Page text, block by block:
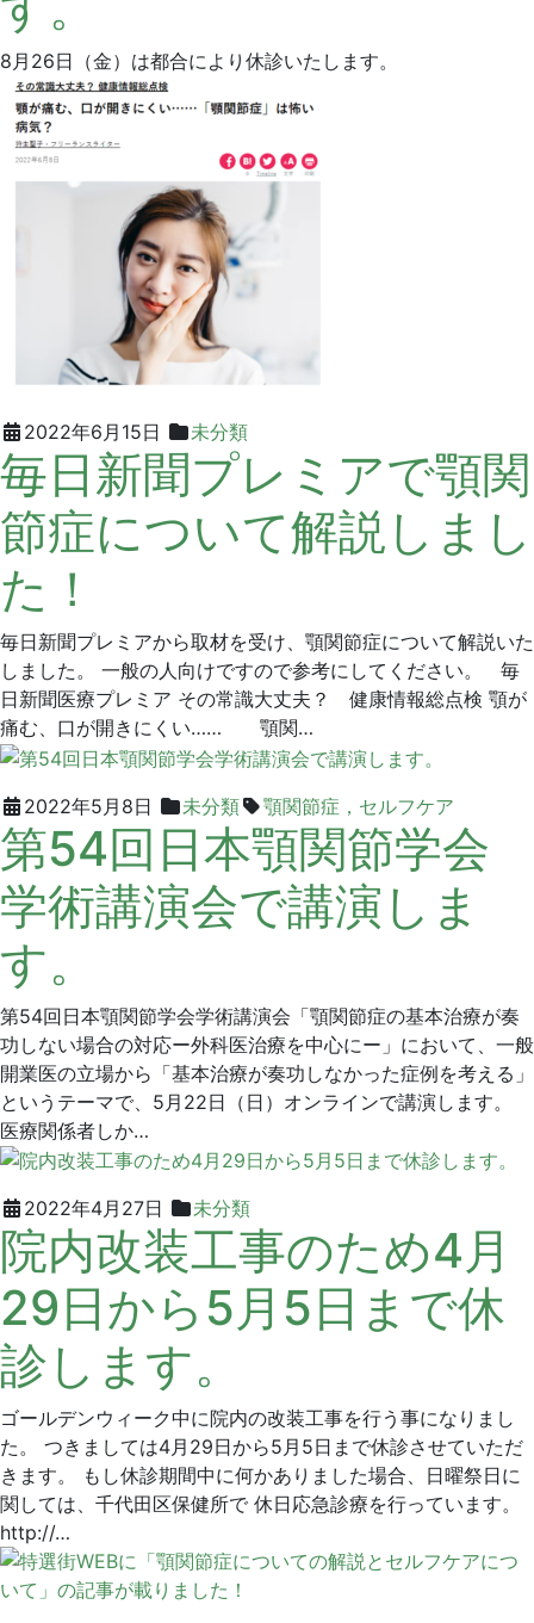
日
ン
ル
リ
ッ
8月26日（金）は都合により休診いたします。
2022年6月15日 未分類2022
年
6
月
15
グ
リ
ー
ン
デ
ル
ク
リ
ニ
ッ
ク
毎日新聞プレミアで顎関
節症について解説しまし
た！
毎日新聞プレミアから取材を受け、顎関節症について解説いた
しました。 一般の人向けですので参考にしてください。 毎
日新聞医療プレミア その常識大丈夫？ 健康情報総点検 顎が
痛む、口が開きにくい…… 顎関…
2022年5月8日 未分類 顎関節症，セルフケア
年
5
月
8
リ
ー
ン
デ
ル
ク
リ
ニ
ッ
ク
第54回日本顎関節学会
学術講演会で講演しま
す。
第54回日本顎関節学会学術講演会「顎関節症の基本治療が奏
功しない場合の対応ー外科医治療を中心にー」において、一般
開業医の立場から「基本治療が奏功しなかった症例を考える」
というテーマで、5月22日（日）オンラインで講演します。
医療関係者しか…
2022年4月27日 未分類2022
年
4
月
29
グ
リ
ー
ン
デ
ル
ク
リ
ニ
ク
院内改装工事のため4月
29日から5月5日まで休
診します。
ゴールデンウィーク中に院内の改装工事を行う事になりまし
た。 つきましては4月29日から5月5日まで休診させていただ
きます。 もし休診期間中に何かありました場合、日曜祭日に
関しては、千代田区保健所で 休日応急診療を行っています。
http://…